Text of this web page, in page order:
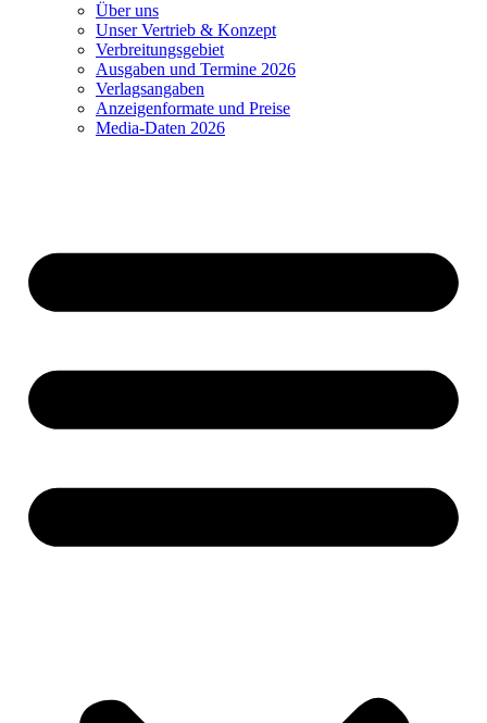
Über uns
Unser Vertrieb & Konzept
Verbreitungsgebiet
Ausgaben und Termine 2026
Verlagsangaben
Anzeigenformate und Preise
Media-Daten 2026